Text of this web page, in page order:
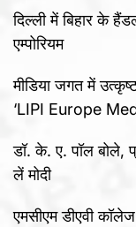
दिल्ली में बिहार के
एम्पोरियम
मीडिया जगत में
‘LIPI Europe
डॉ. के. ए. पॉल बोले,
लें मोदी
एमसीएम डीएवी